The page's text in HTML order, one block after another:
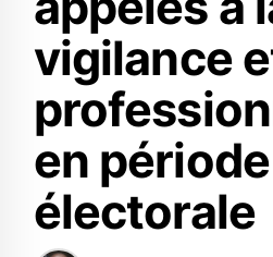
vigilance
en période
électorale